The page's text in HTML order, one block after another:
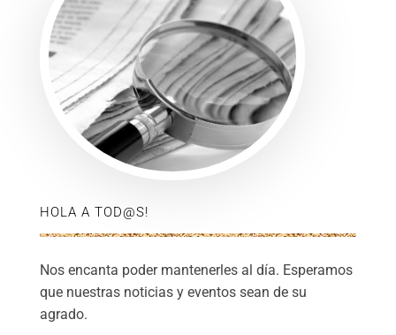
HOLA A TOD@S!
Nos encanta poder mantenerles al día. Esperamos
que nuestras noticias y eventos sean de su
agrado.